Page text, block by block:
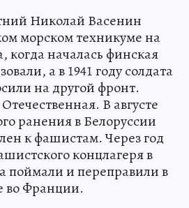
Николай Васенин
морском техникуме на
когда началась финская
а в 1941 году солдата
на другой фронт.
В августе
ранения в Белоруссии
к фашистам. Через год
концлагеря в
поймали и переправили в
во Франции.